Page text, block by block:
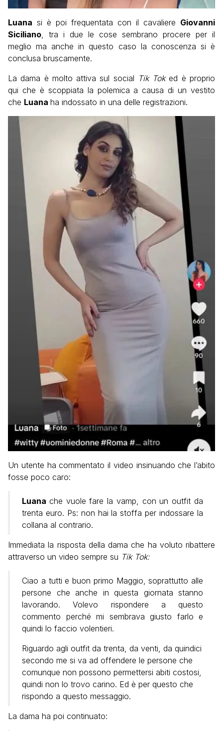
Luana si è poi frequentata con il cavaliere Giovanni
Siciliano, tra i due le cose sembrano procere per il
meglio ma anche in questo caso la conoscenza si è
conclusa bruscamente.
La dama è molto attiva sul social Tik Toked è proprio
qui che è scoppiata la polemica a causa di un vestito
che Luana ha indossato in una delle registrazioni.
Un utente ha commentato il video insinuando che l’abito
fosse poco caro:
Luana che vuole fare la vamp, con un outfit da
trenta euro. Ps: non hai la stoffa per indossare la
collana al contrario.
Immediata la risposta della dama che ha voluto ribattere
attraverso un video sempre su Tik Tok:
Ciao a tutti e buon primo Maggio, soprattutto alle
persone che anche in questa giornata stanno
lavorando. Volevo rispondere a questo
commento perché mi sembrava giusto farlo e
quindi lo faccio volentieri.
Riguardo agli outfit da trenta, da venti, da quindici
secondo me si va ad offendere le persone che
comunque non possono permettersi abiti costosi,
quindi non lo trovo carino. Ed è per questo che
rispondo a questo messaggio.
La dama ha poi continuato: